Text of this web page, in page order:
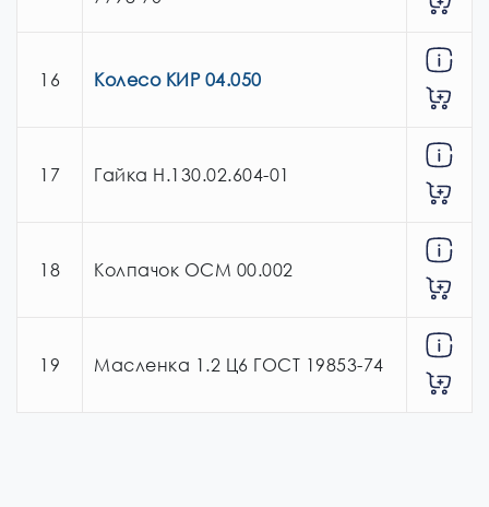
16 Колесо КИР 04.050
17 Гайка Н.130.02.604-01
18 Колпачок ОСМ 00.002
19 Масленка 1.2 Ц6 ГОСТ 19853-74